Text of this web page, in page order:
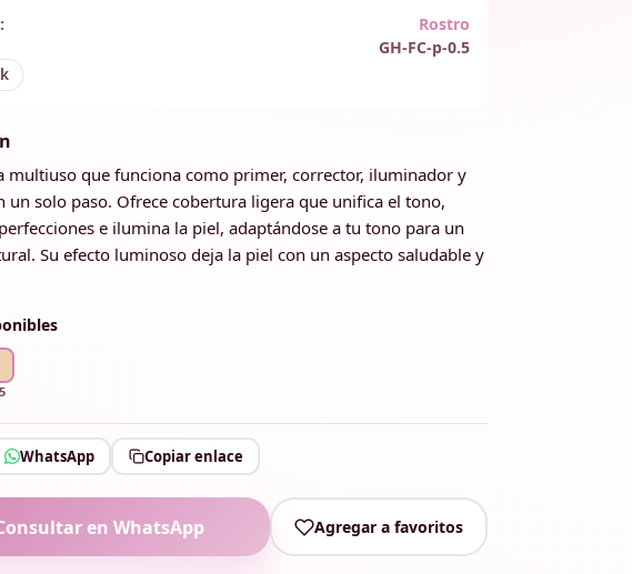
Rostro
GH-FC-p-0.5
multiuso que funciona como primer, corrector, iluminador y
un solo paso. Ofrece cobertura ligera que unifica el tono,
e ilumina la piel, adaptándose a tu tono para un
Su efecto luminoso deja la piel con un aspecto saludable y
WhatsApp Copiar enlace
en WhatsApp Agregar a favoritos